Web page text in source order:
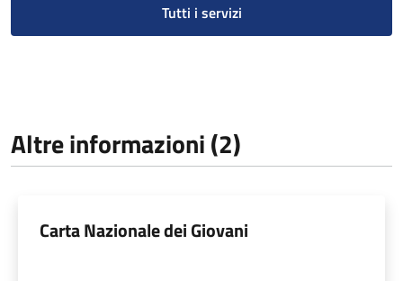
Tutti i servizi
Altre informazioni (2)
Carta Nazionale dei Giovani